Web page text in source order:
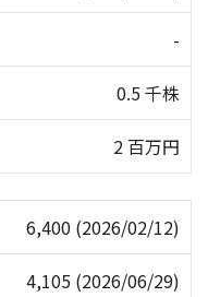
-
0.5 千株
2 百万円
6,400 (2026/02/12)
4,105 (2026/06/29)